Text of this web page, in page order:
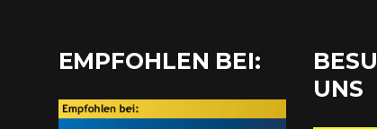
EMPFOHLEN BEI:
UNS